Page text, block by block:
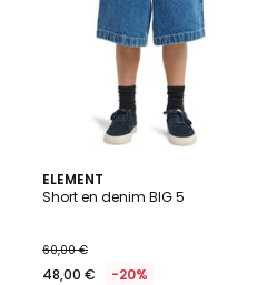
ELEMENT
Short en denim BIG 5
60,00 €
48,00 € -20%